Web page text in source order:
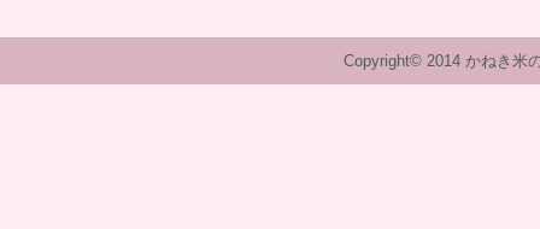
Copyright© 2014 かねき米